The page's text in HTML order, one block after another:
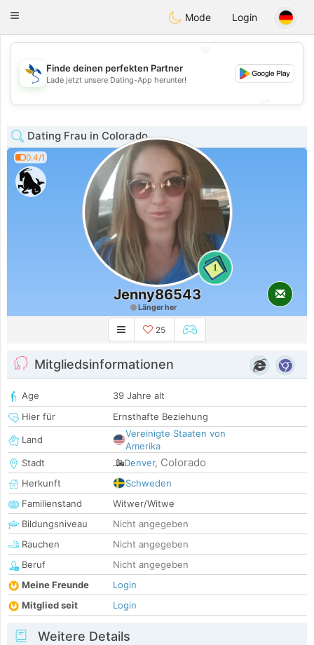
SvenskaDating
Toggle
Mode Login
💖
💕
Finde deinen perfekten Partner
Lade jetzt unsere Dating-App herunter!
Dating Frau in Colorado
0.4/1
1
Jenny86543
Länger her
25
Mitgliedsinformationen
Age
39 Jahre alt
Hier für
Ernsthafte Beziehung
Land
Vereinigte Staaten von
Amerika
Stadt
Denver, Colorado
Herkunft
Schweden
Familienstand
Witwer/Witwe
Bildungsniveau
Nicht angegeben
Rauchen
Nicht angegeben
Beruf
Nicht angegeben
Meine Freunde
Login
Mitglied seit
Login
Weitere Details